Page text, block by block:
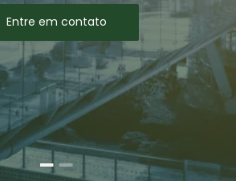
Entre em contato